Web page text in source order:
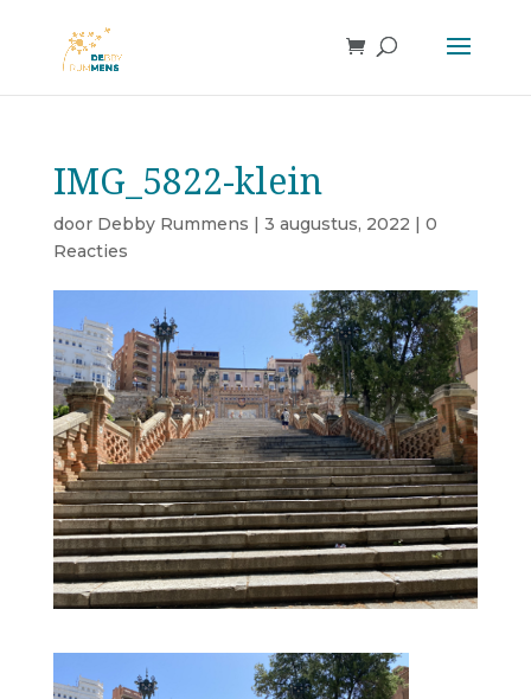
IMG_5822-klein
door Debby Rummens | 3 augustus, 2022 | 0
Reacties